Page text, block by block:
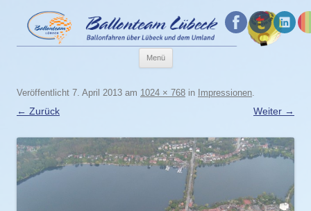
Menü
Inhalt
springen
Veröffentlicht 7. April 2013 am 1024 × 768 in Impressionen.
← Zurück Weiter →